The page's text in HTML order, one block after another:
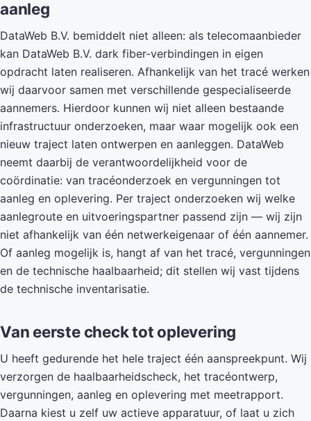
aanleg
DataWeb B.V. bemiddelt niet alleen: als telecomaanbieder
kan DataWeb B.V. dark fiber-verbindingen in eigen
opdracht laten realiseren. Afhankelijk van het tracé werken
wij daarvoor samen met verschillende gespecialiseerde
aannemers. Hierdoor kunnen wij niet alleen bestaande
infrastructuur onderzoeken, maar waar mogelijk ook een
nieuw traject laten ontwerpen en aanleggen. DataWeb
neemt daarbij de verantwoordelijkheid voor de
coördinatie: van tracéonderzoek en vergunningen tot
aanleg en oplevering. Per traject onderzoeken wij welke
aanlegroute en uitvoeringspartner passend zijn — wij zijn
niet afhankelijk van één netwerkeigenaar of één aannemer.
Of aanleg mogelijk is, hangt af van het tracé, vergunningen
en de technische haalbaarheid; dit stellen wij vast tijdens
de technische inventarisatie.
Van eerste check tot oplevering
U heeft gedurende het hele traject één aanspreekpunt. Wij
verzorgen de haalbaarheidscheck, het tracéontwerp,
vergunningen, aanleg en oplevering met meetrapport.
Daarna kiest u zelf uw actieve apparatuur, of laat u zich